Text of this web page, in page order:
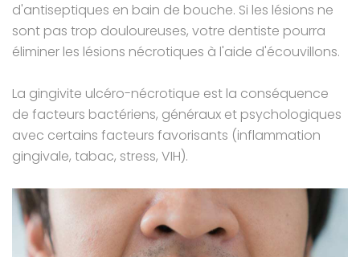
d'antiseptiques en bain de bouche. Si les lésions ne
sont pas trop douloureuses, votre dentiste pourra
éliminer les lésions nécrotiques à l'aide d'écouvillons.
La gingivite ulcéro-nécrotique est la conséquence
de facteurs bactériens, généraux et psychologiques
avec certains facteurs favorisants (inflammation
gingivale, tabac, stress, VIH).